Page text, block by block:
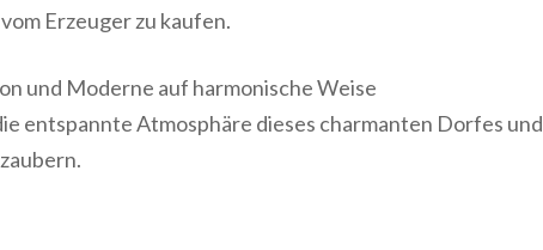
Erzeuger zu kaufen.
und Moderne auf harmonische Weise
entspannte Atmosphäre dieses charmanten Dorfes und